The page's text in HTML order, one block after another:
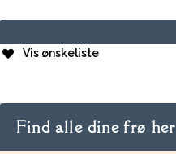
Vis ønskeliste
Find alle dine frø her